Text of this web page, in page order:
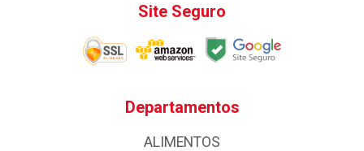
Site Seguro
Departamentos
ALIMENTOS